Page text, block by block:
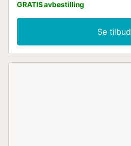
GRATIS avbestilling
Se tilbud